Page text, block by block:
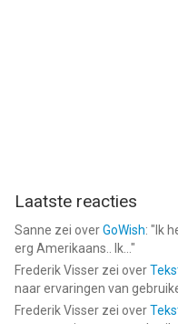
Laatste reacties
Sanne zei overGoWish: " Ik
erg Amerikaans.. Ik... "
Frederik Visser zei over
naar ervaringen van
Frederik Visser zei over